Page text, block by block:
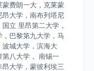
费朗一大，克莱蒙
大学，南布列塔尼
立 里昂第二大学，
巴黎第九大学，马
城大学，滨海大
八大学， 南锡一
大学，蒙彼利埃三